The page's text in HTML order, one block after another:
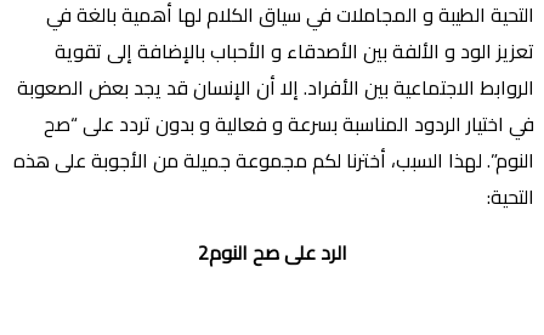
التحية الطيبة و المجاملات في سياق الكلام لها أهمية بالغة في
تعزيز الود و اﻷلفة بين الأصدقاء و اﻷحباب باﻹضافة إلى تقوية
الروابط الاجتماعية بين اﻷفراد. إلا أن اﻹنسان قد يجد بعض الصعوبة
في اختيار الردود المناسبة بسرعة و فعالية و بدون تردد على “صح
النوم”. لهذا السبب، أخترنا لكم مجموعة جميلة من اﻷجوبة على هذه
التحية:
الرد على صح النوم2